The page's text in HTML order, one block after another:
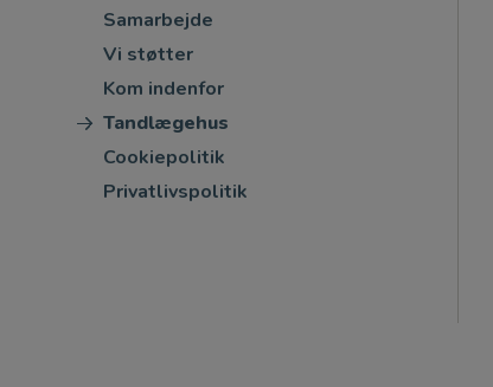
Samarbejde
Vi støtter
Kom indenfor
Tandlægehus
Cookiepolitik
Privatlivspolitik